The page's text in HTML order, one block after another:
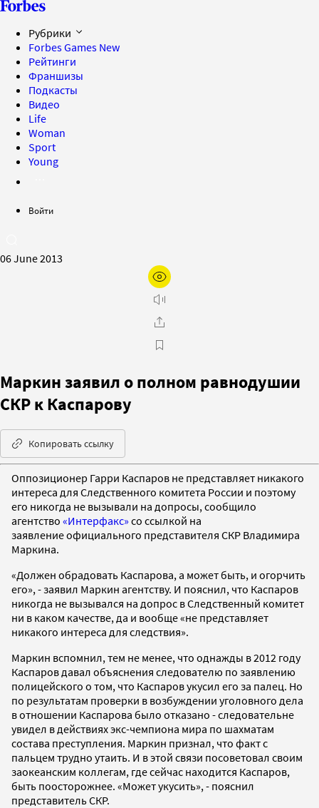
Рубрики
Forbes Games New
Рейтинги
Франшизы
Подкасты
Видео
Life
Woman
Sport
Young
Войти
06 June 2013
Маркин заявил о полном равнодушии
СКР к Каспарову
Копировать ссылку
Оппозиционер Гарри Каспаров не представляет никакого
интереса для Следственного комитета России и поэтому
его никогда не вызывали на допросы, сообщило
агентство «Интерфакс» со ссылкой на
заявление официального представителя СКР Владимира
Маркина.
«Должен обрадовать Каспарова, а может быть, и огорчить
его», - заявил Маркин агентству. И пояснил, что Каспаров
никогда не вызывался на допрос в Следственный комитет
ни в каком качестве, да и вообще «не представляет
никакого интереса для следствия».
Маркин вспомнил, тем не менее, что однажды в 2012 году
Каспаров давал объяснения следователю по заявлению
полицейского о том, что Каспаров укусил его за палец. Но
по результатам проверки в возбуждении уголовного дела
в отношении Каспарова было отказано - следовательне
увидел в действиях экс-чемпиона мира по шахматам
состава преступления. Маркин признал, что факт с
пальцем трудно утаить. И в этой связи посоветовал своим
заокеанским коллегам, где сейчас находится Каспаров,
быть поосторожнее. «Может укусить», - пояснил
представитель СКР.